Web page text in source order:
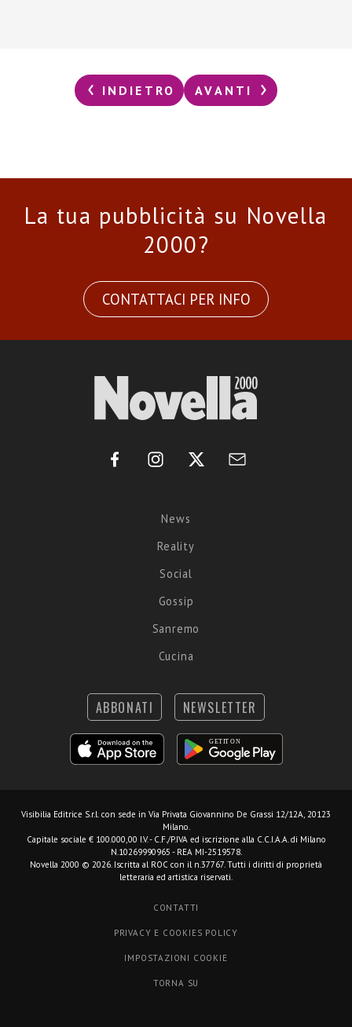
INDIETRO AVANTI
La tua pubblicità su Novella
2000?
CONTATTACI PER INFO
News
Reality
Social
Gossip
Sanremo
Cucina
ABBONATI NEWSLETTER
Visibilia Editrice S.r.l. con sede in Via Privata Giovannino De Grassi 12/12A, 20123
Milano.
Capitale sociale € 100.000,00 I.V. - C.F./P.IVA ed iscrizione alla C.C.I.A.A. di Milano
N.10269990965 - REA MI-2519578.
Novella 2000 © 2026. Iscritta al ROC con il n.37767. Tutti i diritti di proprietà
letteraria ed artistica riservati.
CONTATTI
PRIVACY E COOKIES POLICY
IMPOSTAZIONI COOKIE
TORNA SU